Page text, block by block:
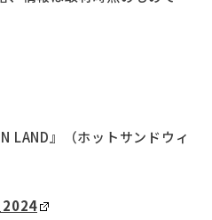
LAND』（ホットサンドウィ